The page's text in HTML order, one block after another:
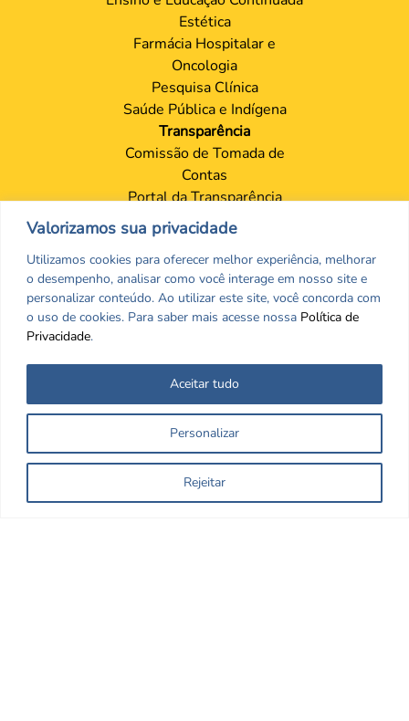
Valorizamos sua privacidade
Utilizamos cookies para oferecer melhor experiência, melhorar
o desempenho, analisar como você interage em nosso site e
personalizar conteúdo. Ao utilizar este site, você concorda com
o uso de cookies. Para saber mais acesse nossa Política de
Privacidade.
Personalizar
Rejeitar
Aceitar tudo
Estética
Farmácia Hospitalar e
Oncologia
Pesquisa Clínica
Saúde Pública e Indígena
Transparência
Comissão de Tomada de
Contas
Portal da Transparência
Proteção de Dados – LGPD
Contatos
Sede
Setores
Ouvidoria